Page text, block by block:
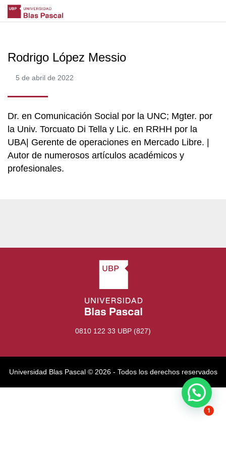
Rodrigo López Messio
5 de abril de 2022
Dr. en Comunicación Social por la UNC; Mgter. por
la Univ. Torcuato Di Tella y Lic. en RRHH por la
UBA| Gerente de operaciones en Mercado Libre. |
Autor de numerosos artículos académicos y
profesionales.
0810 122 33 UBP (827)
Universidad Blas Pascal ©️ 2026 - Todos los derechos reservados
1